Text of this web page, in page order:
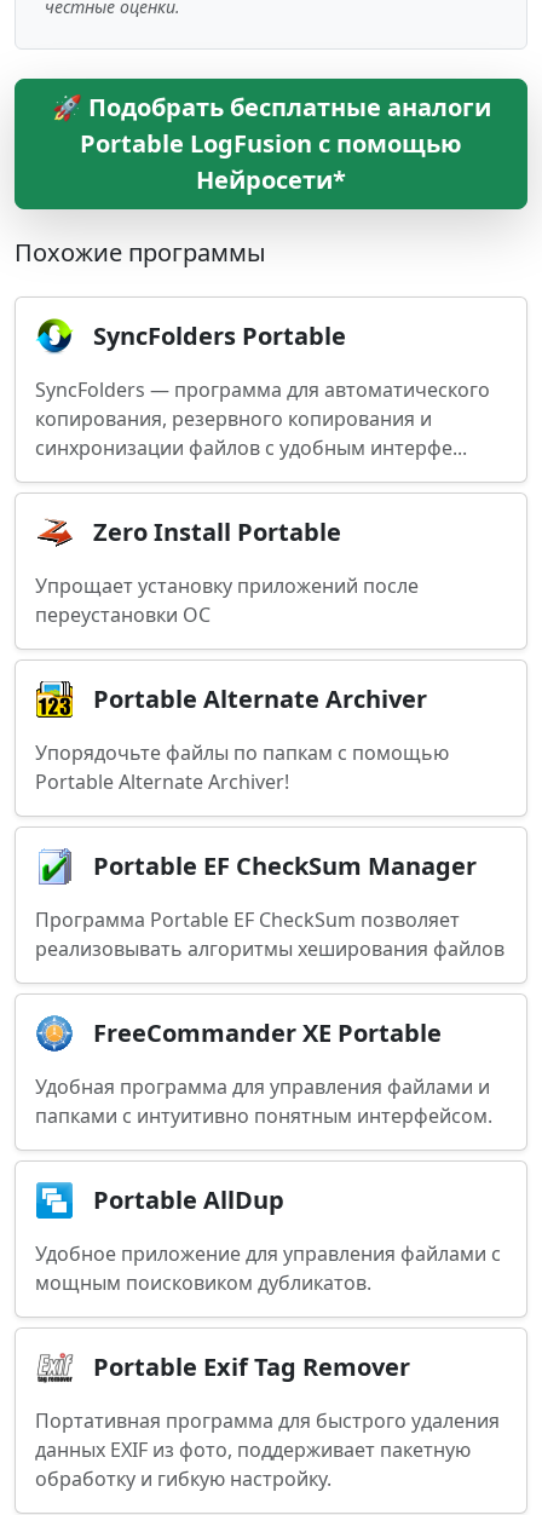
честные оценки.
🚀 Подобрать бесплатные аналоги
Portable LogFusion с помощью
Нейросети*
Похожие программы
SyncFolders Portable
SyncFolders — программа для автоматического
копирования, резервного копирования и
синхронизации файлов с удобным интерфе...
Zero Install Portable
Упрощает установку приложений после
переустановки ОС
Portable Alternate Archiver
Упорядочьте файлы по папкам с помощью
Portable Alternate Archiver!
Portable EF CheckSum Manager
Программа Portable EF CheckSum позволяет
реализовывать алгоритмы хеширования файлов
FreeCommander XE Portable
Удобная программа для управления файлами и
папками с интуитивно понятным интерфейсом.
Portable AllDup
Удобное приложение для управления файлами с
мощным поисковиком дубликатов.
Portable Exif Tag Remover
Портативная программа для быстрого удаления
данных EXIF из фото, поддерживает пакетную
обработку и гибкую настройку.